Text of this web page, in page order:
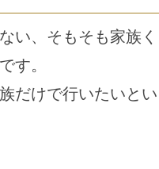
い、そもそも家族
す。
だけで行いたいと